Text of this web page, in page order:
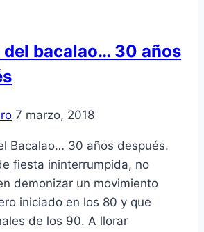
del bacalao… 30 años
7 marzo, 2018
Bacalao… 30 años después.
fiesta ininterrumpida, no
demonizar un movimiento
iniciado en los 80 y que
de los 90. A llorar